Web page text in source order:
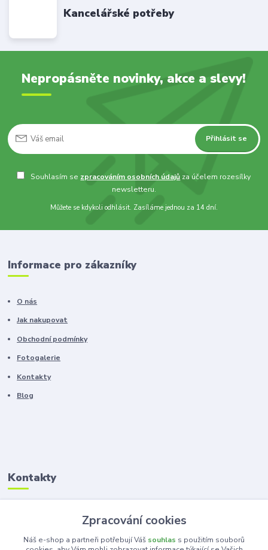
Kancelářské potřeby
Nepropásněte novinky, akce a slevy!
Přihlásit se
Souhlasím se zpracováním osobních údajů za účelem rozesílky
newsletteru.
Můžete se kdykoli odhlásit. Zasíláme jednou za 14 dní.
Informace pro zákazníky
O nás
Jak nakupovat
Obchodní podmínky
Fotogalerie
Kontakty
Blog
Kontakty
Zákaznická podpora
+420 603 100 966
(Po-Pá, 8-16 hod.)
Zpracování cookies
Náš e-shop a partneři potřebují Váš souhlas s použitím souborů